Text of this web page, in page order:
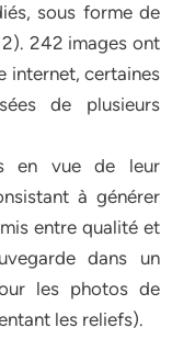
sous forme de
242 images ont
internet, certaines
de plusieurs
en vue de leur
à générer
entre qualité et
dans un
les photos de
les reliefs).